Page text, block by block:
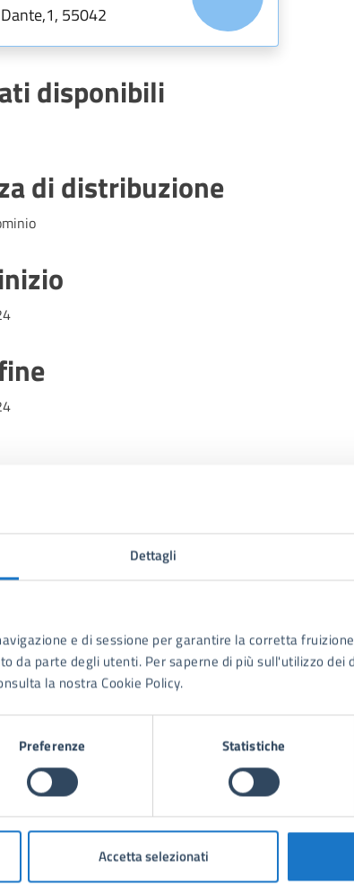
Dettagli
e di sessione per garantire la corretta
da parte degli utenti. Per saperne di più sull'utilizzo dei
la nostra Cookie Policy.
Preferenze Statistiche
Accetta selezionati
55042
disponibili
di distribuzione
e piccola manutenzione dei parchi giochi e
nidi comunali Moscardino e Madre Maria per anni
PROCEDURA DI GARA APERTA PER L’AFFIDAMENTO DEI LAVORI DI
CAMPO DA GIOCO IN ERBA SINTETICA E